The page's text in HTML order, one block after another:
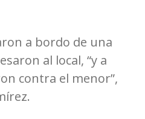
a bordo de una
al local, “y a
contra el menor”,